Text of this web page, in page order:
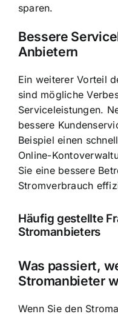
sparen.
Bessere
Anbietern
Ein weiterer Vorteil
sind mögliche
Serviceleistungen.
bessere
Beispiel einen
Online-
Sie eine bessere
Stromverbrauch
Häufig gestellte
Stromanbieters
Was passiert,
Stromanbieter
Wenn Sie den